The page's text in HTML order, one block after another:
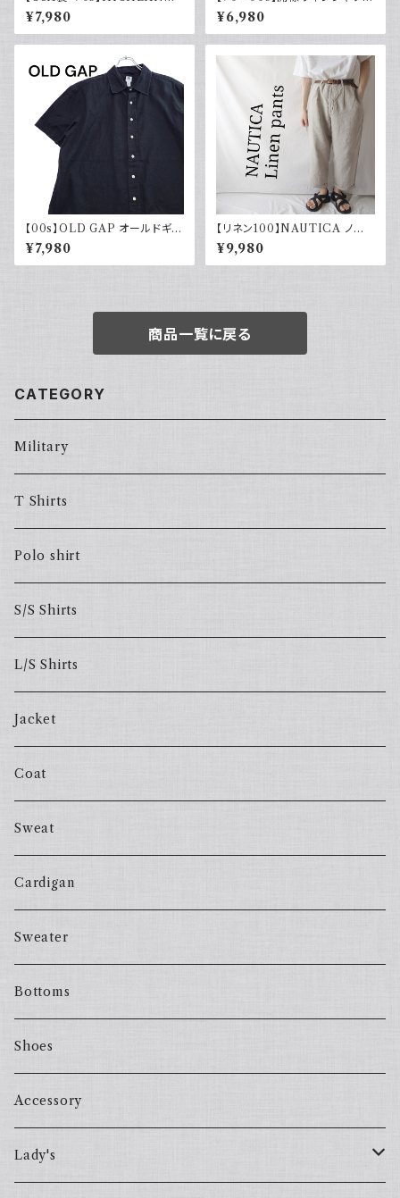
R 悪魔の戦士 オフィシャルTシ
ャツ
¥7,980
チェック オープンカラー 古着 ボ
ックスシルエット ネイビー フェ
ード
¥6,980
【00s】OLD GAP オールドギャ
ップ コットンリネンシャツ ブラッ
ク 黒 古着 半袖
¥7,980
【リネン100】NAUTICA ノー
ティカ ツータックパンツ スラック
ス 古着 ワイドパンツ
¥9,980
商品一覧に戻る
CATEGORY
Military
T Shirts
Polo shirt
S/S Shirts
L/S Shirts
Jacket
Coat
Sweat
Cardigan
Sweater
Bottoms
Shoes
Accessory
Lady's